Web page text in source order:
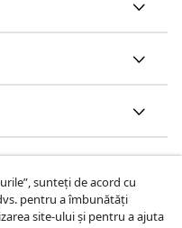
sunteți de acord cu
pentru a îmbunătăți
site-ului și pentru a ajuta